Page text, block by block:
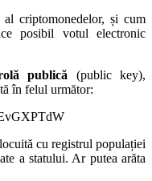
criptomonedelor, și cum
posibil votul electronic
publică (public key),
în felul următor:
cu registrul populației
a statului. Ar putea arăta